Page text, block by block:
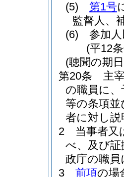
(5)
第1号
監督人、
(6)
参加
(平12
(聴聞の期
第20条
主
の職員に
等の条項
者に対し
2
当事者又
べ、及び
政庁の職
3
前項の場